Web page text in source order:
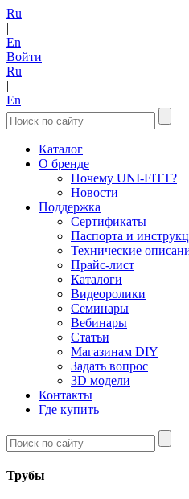
Ru
|
En
Войти
Ru
|
En
Каталог
О бренде
Почему UNI-FITT?
Новости
Поддержка
Сертификаты
Паспорта и
Технические
Прайс-лист
Каталоги
Видеоролики
Семинары
Вебинары
Статьи
Магазинам DIY
Задать вопрос
3D модели
Контакты
Где купить
Трубы